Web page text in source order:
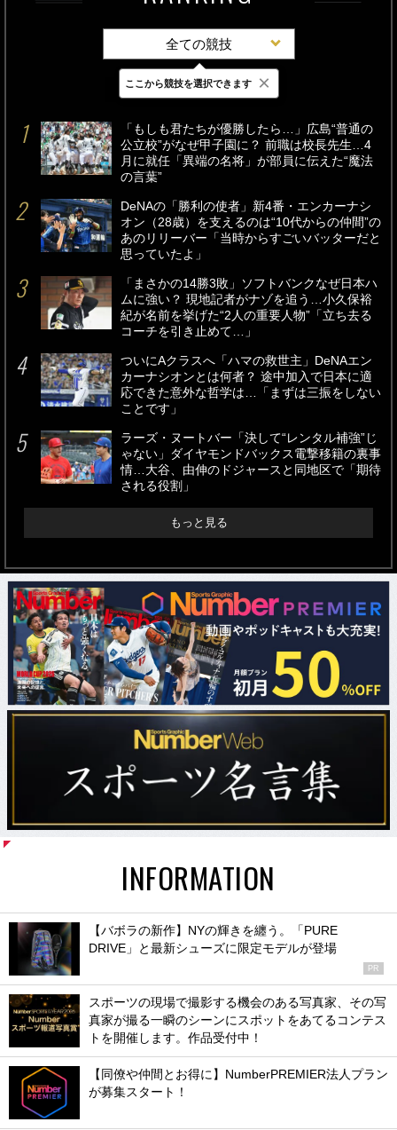
全ての競技
最新 24時間 週間
「もしも君たちが優勝したら…」広島“普通の
公立校”がなぜ甲子園に？ 前職は校長先生…4
月に就任「異端の名将」が部員に伝えた“魔法
の言葉”
DeNAの「勝利の使者」新4番・エンカーナシ
オン（28歳）を支えるのは“10代からの仲間”の
あのリリーバー「当時からすごいバッターだと
思っていたよ」
「まさかの14勝3敗」ソフトバンクなぜ日本ハ
ムに強い？ 現地記者がナゾを追う…小久保裕
紀が名前を挙げた“2人の重要人物”「立ち去る
コーチを引き止めて…」
ついにAクラスへ「ハマの救世主」DeNAエン
カーナシオンとは何者？ 途中加入で日本に適
応できた意外な哲学は…「まずは三振をしない
ことです」
ラーズ・ヌートバー「決して“レンタル補強”じ
ゃない」ダイヤモンドバックス電撃移籍の裏事
情…大谷、由伸のドジャースと同地区で「期待
される役割」
もっと見る
INFORMATION
【バボラの新作】NYの輝きを纏う。「PURE
DRIVE」と最新シューズに限定モデルが登場
PR
スポーツの現場で撮影する機会のある写真家、その写
真家が撮る一瞬のシーンにスポットをあてるコンテス
トを開催します。作品受付中！
【同僚や仲間とお得に】NumberPREMIER法人プラン
が募集スタート！
ここから競技を選択できます ×